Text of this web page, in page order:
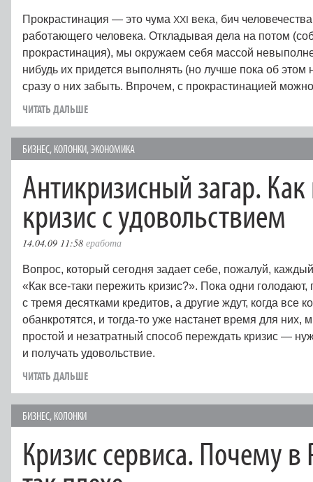
Прокрастинация — это чума XXI века, бич
работающего человека. Откладывая дела на потом
прокрастинация), мы окружаем себя массой
нибудь их придется выполнять (но лучше пока об
сразу о них забыть. Впрочем, с прокрастинацией
ЧИТАТЬ ДАЛЬШЕ
БИЗНЕС, КОЛОНКИ,ЭКОНОМИКА
Антикризисный загар.
кризис с удовольствием
14.04.09 11:58 еработа
Вопрос, который сегодня задает себе, пожалуй,
«Как все-таки пережить кризис?». Пока одни голодают,
с тремя десятками кредитов, а другие ждут, когда все
обанкротятся, и тогда-то уже настанет время для
простой и незатратный способ переждать кризис —
и получать удовольствие.
ЧИТАТЬ ДАЛЬШЕ
БИЗНЕС, КОЛОНКИ
Кризис сервиса. Почему в